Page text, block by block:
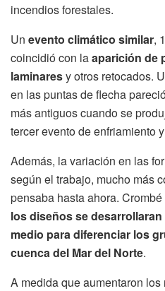
incendios forestales.
Un evento climático similar,
coincidió con laaparición de
laminaresy otros retocados.
en las puntas de flecha
más antiguos cuando se
tercer evento de enfriamiento
Además, la variación en las
según el trabajo, mucho más
pensaba hasta ahora.
los diseños se
medio para diferenciar los
cuenca del Mar del Norte.
A medida que aumentaron